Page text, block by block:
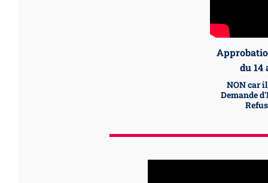
du 14
NON car
Demande